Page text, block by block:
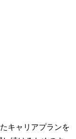
キャリアプランを